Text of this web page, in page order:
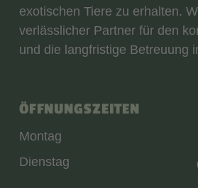
exotischen Tiere zu erhalten.
verlässlicher Partner für den
und die langfristige Betreuung
ÖFFNUNGSZEITEN
Montag
Dienstag